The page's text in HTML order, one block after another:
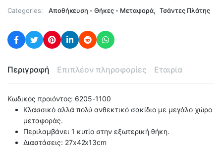
Categories: Αποθήκευση - Θήκες - Μεταφορά, Τσάντες Πλάτης
Περιγραφή Επιπλέον πληροφορίες Εταιρία
Κωδικός προιόντος: 6205-1100
Κλασσικό αλλά πολύ ανθεκτικό σακίδιο με μεγάλο χώρο
μεταφοράς.
Περιλαμβάνει 1 κυτίο στην εξωτερική θήκη.
Διαστάσεις: 27x42x13cm